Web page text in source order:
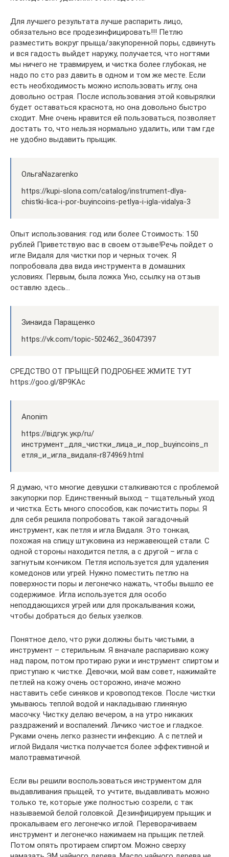
Для лучшего результата лучше распарить лицо,
обязательно все продезинфицировать!!! Петлю
разместить вокруг прыща/закупоренной поры, сдвинуть
и вся гадость выйдет наружу, получается, что ногтями
мы ничего не травмируем, и чистка более глубокая, не
надо по сто раз давить в одном и том же месте. Если
есть необходимость можно использовать иглу, она
довольно острая. После использования этой ковырялки
будет оставаться краснота, но она довольно быстро
сходит. Мне очень нравится ей пользоваться, позволяет
достать то, что нельзя нормально удалить, или там где
не удобно выдавить прыщик.
ОльгаNazarenko
https://kupi-slona.com/catalog/instrument-dlya-
chistki-lica-i-por-buyincoins-petlya-i-igla-vidalya-3
Опыт использования: год или более Стоимость: 150
рублей Приветствую вас в своем отзыве!Речь пойдет о
игле Видаля для чистки пор и черных точек. Я
попробовала два вида инструмента в домашних
условиях. Первым, была ложка Уно, ссылку на отзыв
оставлю здесь…
Зинаида Паращенко
https://vk.com/topic-502462_36047397
СРЕДСТВО ОТ ПРЫЩЕЙ ПОДРОБНЕЕ ЖМИТЕ ТУТ
https://goo.gl/8P9KAc
Anonim
https://відгук.укр/ru/
инструмент_для_чистки_лица_и_пор_buyincoins_п
етля_и_игла_видаля-r874969.html
Я думаю, что многие девушки сталкиваются с проблемой
закупорки пор. Единственный выход – тщательный уход
и чистка. Есть много способов, как почистить поры. Я
для себя решила попробовать такой загадочный
инструмент, как петля и игла Видаля. Это тонкая,
похожая на спицу штуковина из нержавеющей стали. С
одной стороны находится петля, а с другой – игла с
загнутым кончиком. Петля используется для удаления
комедонов или угрей. Нужно поместить петлю на
поверхности поры и легонечко нажать, чтобы вышло ее
содержимое. Игла используется для особо
неподдающихся угрей или для прокалывания кожи,
чтобы добраться до белых узелков.
Понятное дело, что руки должны быть чистыми, а
инструмент – стерильным. Я вначале распариваю кожу
над паром, потом протираю руки и инструмент спиртом и
приступаю к чистке. Девочки, мой вам совет, нажимайте
петлей на кожу очень осторожно, иначе можно
наставить себе синяков и кровоподтеков. После чистки
умываюсь теплой водой и накладываю глиняную
масочку. Чистку делаю вечером, а на утро никаких
раздражений и воспалений. Личико чистое и гладкое.
Руками очень легко разнести инфекцию. А с петлей и
иглой Видаля чистка получается более эффективной и
малотравматичной.
Если вы решили воспользоваться инструментом для
выдавливания прыщей, то учтите, выдавливать можно
только те, которые уже полностью созрели, с так
называемой белой головкой. Дезинфицируем прыщик и
прокалываем его легонечко иглой. Переворачиваем
инструмент и легонечко нажимаем на прыщик петлей.
Потом опять протираем спиртом. Можно сверху